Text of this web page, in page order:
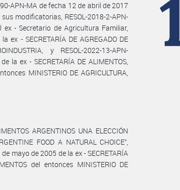
APN-MA de fecha 12 de abril de 2017
modificatorias, RESOL-2018-2-APN-
- Secretario de Agricultura Familiar,
- SECRETARÍA DE AGREGADO DE
y RESOL-2022-13-APN-
la ex - SECRETARÍA DE ALIMENTOS,
MINISTERIO DE AGRICULTURA,
ARGENTINOS UNA ELECCIÓN
FOOD A NATURAL CHOICE”,
mayo de 2005 de la ex - SECRETARÍA
del entonces MINISTERIO DE